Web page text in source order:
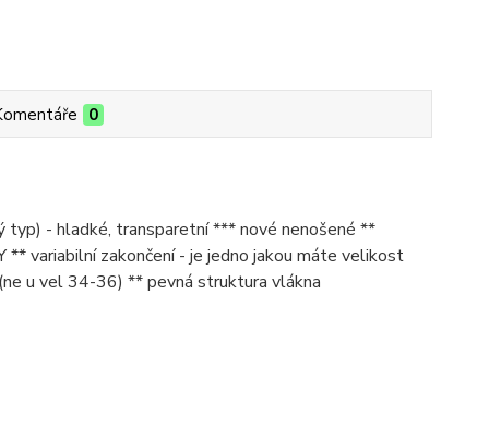
0
typ) - hladké, transparetní *** nové nenošené **
variabilní zakončení - je jedno jakou máte velikost
u vel 34-36) ** pevná struktura vlákna